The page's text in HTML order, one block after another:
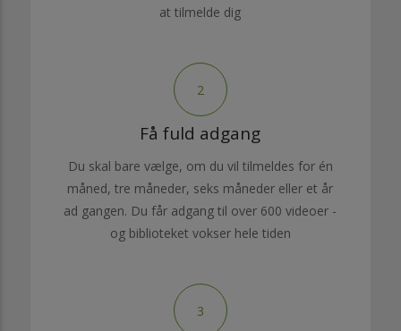
at tilmelde dig
2
Få fuld adgang
Du skal bare vælge, om du vil tilmeldes for én
måned, tre måneder, seks måneder eller et år
ad gangen. Du får adgang til over 600 videoer -
og biblioteket vokser hele tiden
3